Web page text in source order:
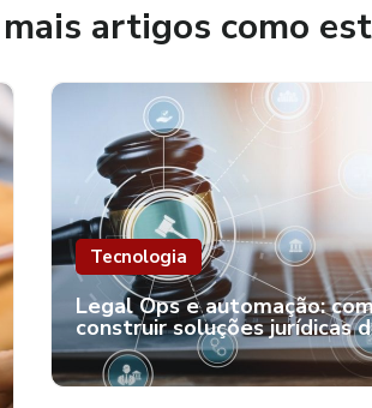
artigos como
Tecnologia
Legal Ops e automação:
construir soluções jurídicas